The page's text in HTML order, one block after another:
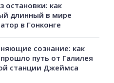
остановки: как
длинный в мире
в Гонконге
сознание: как
путь от Галилея
станции Джеймса